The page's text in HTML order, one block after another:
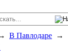
В Павлодаре →